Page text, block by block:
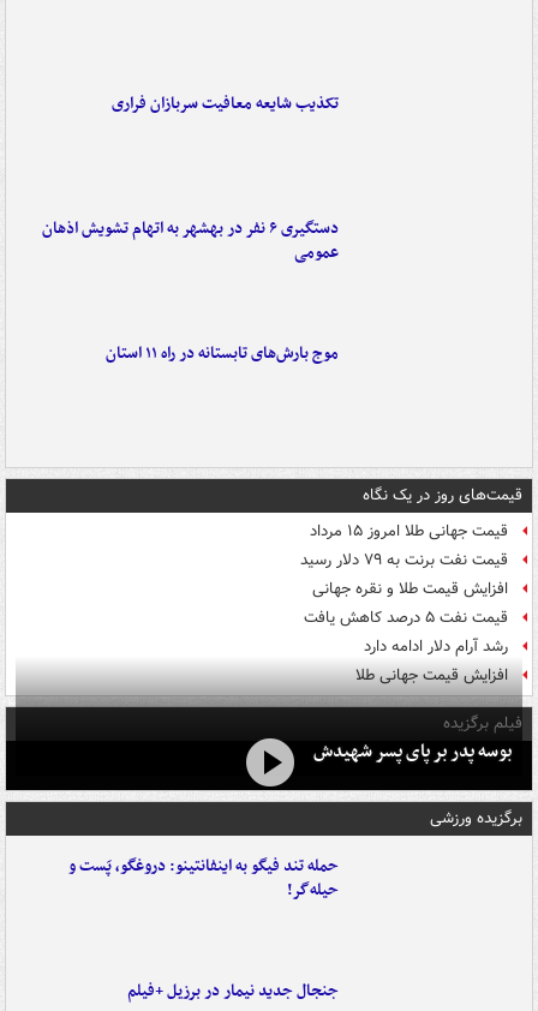
تکذیب شایعه معافیت سربازان فراری
دستگیری ۶ نفر در بهشهر به اتهام تشویش اذهان
عمومی
موج بارش‌های تابستانه در راه ۱۱ استان
قیمت‌های روز در یک نگاه
قیمت جهانی طلا امروز ۱۵ مرداد
قیمت نفت برنت به ۷۹ دلار رسید
افزایش قیمت طلا و نقره جهانی
قیمت نفت ۵ درصد کاهش یافت
رشد آرام دلار ادامه دارد
افزایش قیمت جهانی طلا
فیلم برگزیده
بوسه‌ پدر بر پای پسر شهیدش
برگزیده ورزشی
حمله تند فیگو به اینفانتینو: دروغگو، پَست‌ و
حیله‌گر!
جنجال جدید نیمار در برزیل +فیلم